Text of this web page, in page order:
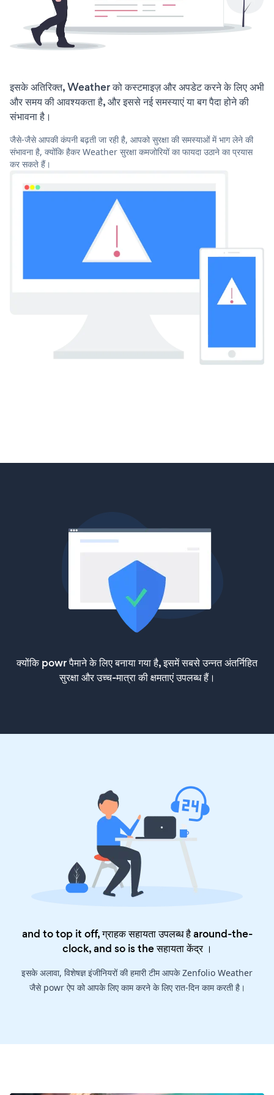
इसके अतिरिक्त, Weather को कस्टमाइज़ और अपडेट करने के लिए अभी
और समय की आवश्यकता है, और इससे नई समस्याएं या बग पैदा होने की
संभावना है।
जैसे-जैसे आपकी कंपनी बढ़ती जा रही है, आपको सुरक्षा की समस्याओं में भाग लेने की
संभावना है, क्योंकि हैकर Weather सुरक्षा कमजोरियों का फायदा उठाने का प्रयास
कर सकते हैं।
क्योंकि powr पैमाने के लिए बनाया गया है, इसमें सबसे उन्नत अंतर्निहित
सुरक्षा और उच्च-मात्रा की क्षमताएं उपलब्ध हैं।
and to top it off, ग्राहक सहायता उपलब्ध है around-the-
clock, and so is theसहायता केंद्र।
इसके अलावा, विशेषज्ञ इंजीनियरों की हमारी टीम आपके Zenfolio Weather
जैसे powr ऐप को आपके लिए काम करने के लिए रात-दिन काम करती है।